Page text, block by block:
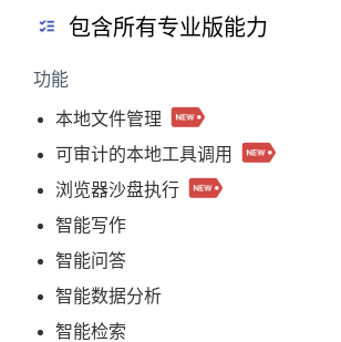
包含所有专业版能力
功能
本地文件管理
可审计的本地工具调用
浏览器沙盘执行
智能写作
智能问答
智能数据分析
智能检索